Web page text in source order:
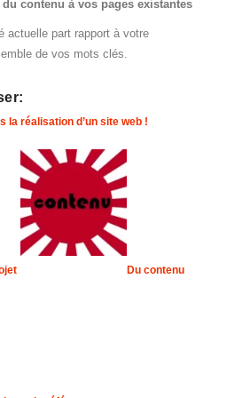
contenu à vos pages existantes
actuelle part rapport à votre
de vos mots clés.
la réalisation d’un site web !
Du contenu